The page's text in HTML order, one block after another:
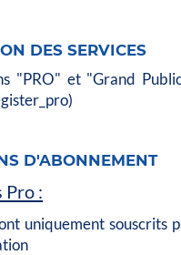
DES SERVICES
"PRO" et "Grand
D'ABONNEMENT
Pro :
uniquement souscrits